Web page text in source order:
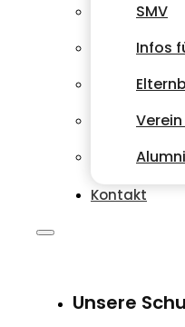
SMV
Infos
Alumni
Kontakt
Unsere